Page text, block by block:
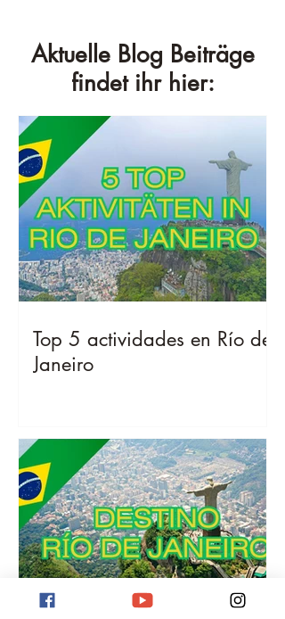
Aktuelle Blog Beiträge
findet ihr hier:
Top 5 actividades en Río de
Janeiro